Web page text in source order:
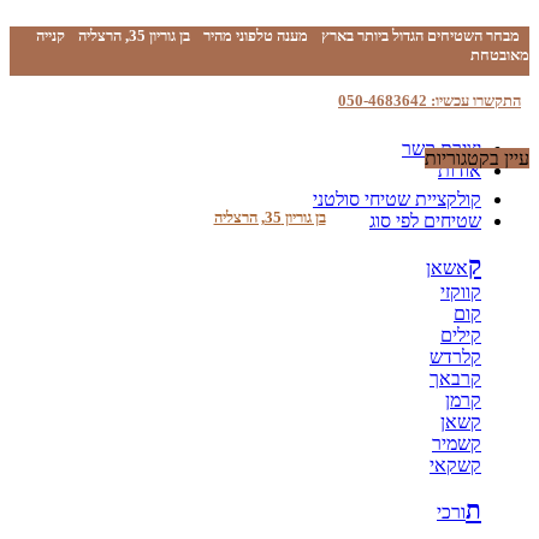
מבחר השטיחים הגדול ביותר בארץ מענה טלפוני מהיר בן גוריון 35, הרצליה
קנייה
מאובטחת
התקשרו עכשיו: 050-4683642
יצירת קשר
אודות
בן גוריון 35, הרצליה
עיין בקטגוריות
קולקציית שטיחי סולטני
שטיחים לפי סוג
קאשאן
קווקזי
קום
קילים
קלרדש
קרבאך
קרמן
קשאן
קשמיר
קשקאי
תורכי